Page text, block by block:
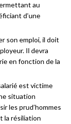
au
d’une
son emploi, il doit
Il devra
en fonction de la
est victime
situation
les prud’hommes
la résiliation